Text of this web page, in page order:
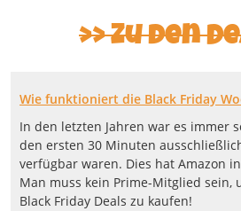
Zu den
Wie funktioniert die Black Friday
In den letzten Jahren war es immer
den ersten 30 Minuten
verfügbar waren. Dies hat Amazon
Man muss kein Prime-Mitglied sein,
Black Friday Deals zu kaufen!